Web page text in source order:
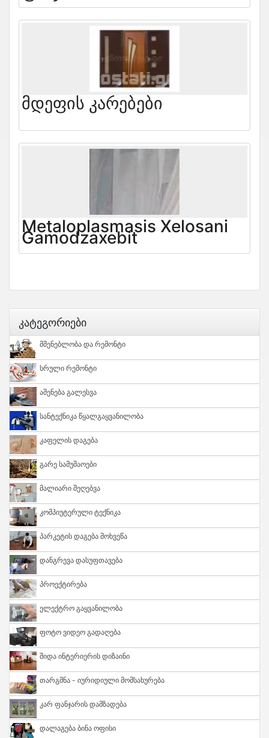
Მდეფის Კარებები
Metaloplasmasis Xelosani
Gamodzaxebit
Კატეგორიები
Მშენებლობა Და Რემონტი
Სრული Რემონტი
Აშენება Გალესვა
Სანტექნიკა Წყალგაყვანილობა
Კაფელის Დაგება
Გარე Სამუშაოები
Მალიარი Შეღებვა
Კომპიუტერული Ტექნიკა
Პარკეტის Დაგება Მოხვეწა
Დანგრევა Დასუფთავება
Პროექტირება
Ელექტრო Გაყვანილობა
Ფოტო Ვიდეო Გადაღება
Შიდა Ინტერიერის Დიზაინი
Თარგმნა - Იურიდიული Მომსახურება
Კარ Ფანჯარის Დამზადება
Დალაგება Ბინა Ოფისი